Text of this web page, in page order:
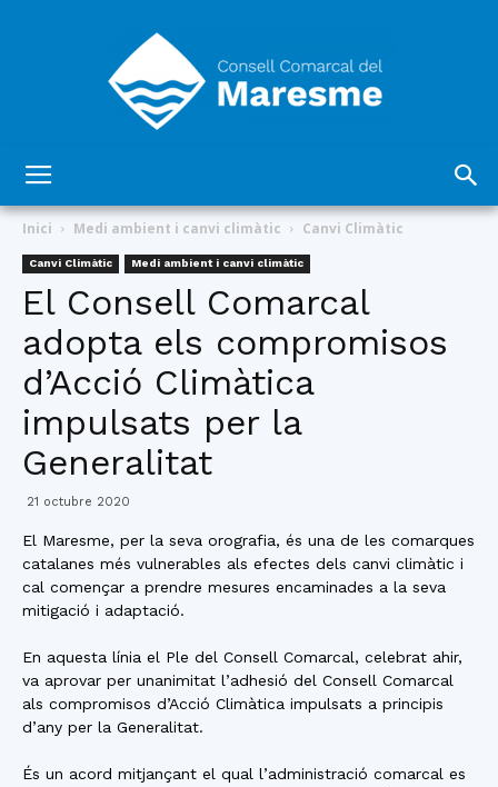
Comarcal
del
Inici Medi ambient i canvi climàtic Canvi Climàtic
Canvi Climàtic Medi ambient i canvi climàtic
El Consell Comarcal
adopta els compromisos
d’Acció Climàtica
impulsats per la
Generalitat
21 octubre 2020
El Maresme, per la seva orografia, és una de les comarques
catalanes més vulnerables als efectes dels canvi climàtic i
cal començar a prendre mesures encaminades a la seva
mitigació i adaptació.
En aquesta línia el Ple del Consell Comarcal, celebrat ahir,
va aprovar per unanimitat l’adhesió del Consell Comarcal
als compromisos d’Acció Climàtica impulsats a principis
d’any per la Generalitat.
És un acord mitjançant el qual l’administració comarcal es